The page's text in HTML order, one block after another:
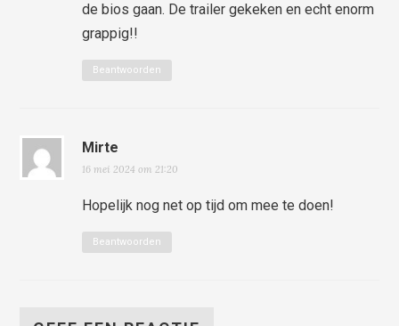
de bios gaan. De trailer gekeken en echt enorm
grappig!!
Beantwoorden
Mirte
16 mei 2024 om 21:20
Hopelijk nog net op tijd om mee te doen!
Beantwoorden